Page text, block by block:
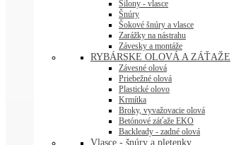
Silony - vlasce
Šnúry
Šokové šnúry a vlasce
Zarážky na nástrahu
Závesky a montáže
RYBÁRSKE OLOVÁ A ZÁŤAŽE
Závesné olová
Priebežné olová
Plastické olovo
Krmítka
Broky, vyvažovacie olová
Betónové záťaže EKO
Backleady - zadné olová
Vlasce - šnúry a pletenky